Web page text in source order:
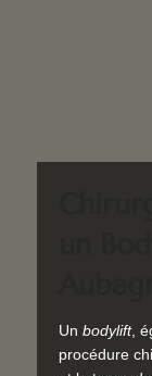
Un bodylift,
procédure